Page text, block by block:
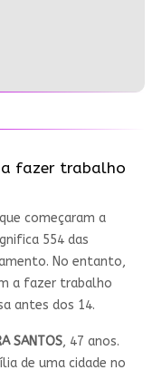
a fazer trabalho
começaram a
554 das
No entanto,
a fazer trabalho
antes dos 14.
SANTOS, 47 anos.
de uma cidade no